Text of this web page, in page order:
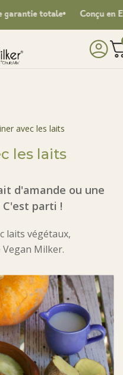
Conçu en Espagne
avec les laits
les laits
d'amande ou une
C'est parti !
laits végétaux,
Milker.